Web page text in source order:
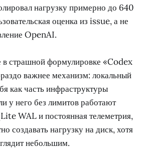
нагрузку примерно до 640
оценка из issue, а не
OpenAI.
в страшной формулировке «Codex
важнее механизм: локальный
как часть инфраструктуры
у него без лимитов работают
WAL и постоянная телеметрия,
создавать нагрузку на диск, хотя
небольшим.